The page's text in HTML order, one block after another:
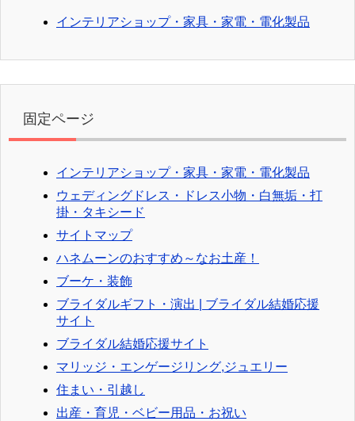
インテリアショップ・家具・家電・電化製品
固定ページ
インテリアショップ・家具・家電・電化製品
ウェディングドレス・ドレス小物・白無垢・打
掛・タキシード
サイトマップ
ハネムーンのおすすめ～なお土産！
ブーケ・装飾
ブライダルギフト・演出 | ブライダル結婚応援
サイト
ブライダル結婚応援サイト
マリッジ・エンゲージリング,ジュエリー
住まい・引越し
出産・育児・ベビー用品・お祝い